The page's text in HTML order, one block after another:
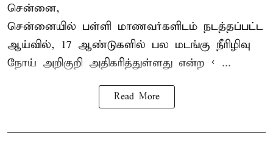
சென்னை,
சென்னையில் பள்ளி மாணவர்களிடம் நடத்தப்பட்ட
ஆய்வில், 17 ஆண்டுகளில் பல மடங்கு நீரிழிவு
நோய் அறிகுறி அதிகரித்துள்ளது என்ற < ...
Read More